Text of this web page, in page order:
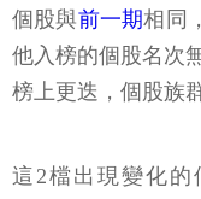
個股與前一期相同
他入榜的個股名次
榜上更迭，個股族
這2檔出現變化的